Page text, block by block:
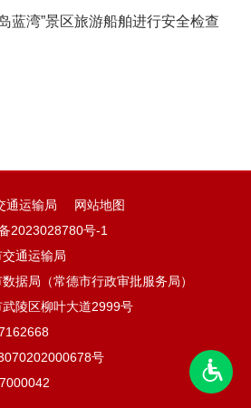
蓝湾”景区旅游船舶进行安全检查
通运输局
网站地图
2023028780号-1
通运输局
据局（常德市行政审批服务局）
陵区柳叶大道2999号
号